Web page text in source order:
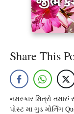
Share This
નમસ્કાર મિત્રો
પોસ્ટ મા ગુડ મોર્નિંગ